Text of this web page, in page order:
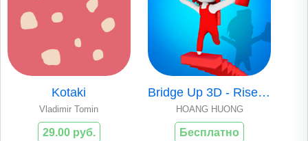
Kotaki
Vladimir Tomin
29.00 руб.
Bridge Up 3D - Rise Challenge
HOANG HUONG
Бесплатно